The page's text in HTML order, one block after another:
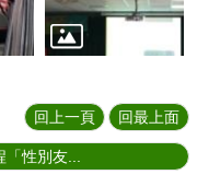
回上一頁 回最上面
性別友...